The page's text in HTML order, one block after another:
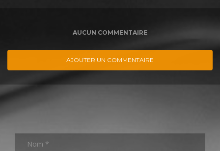
AUCUN COMMENTAIRE
AJOUTER UN COMMENTAIRE